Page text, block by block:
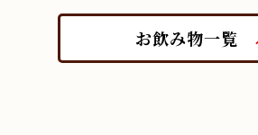
お飲み物一覧